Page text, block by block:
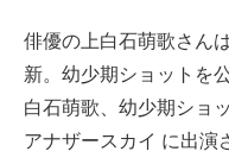
俳優の上白石萌歌さん
新。幼少期ショットを
白石萌歌、幼少期ショ
アナザースカイ に出演